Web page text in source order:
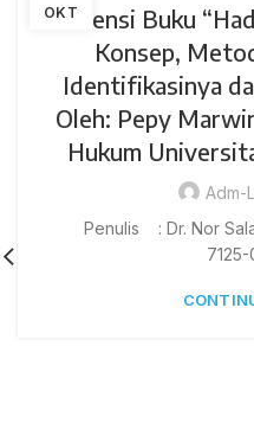
OKT
Resensi Buku
Konsep,
Identifikasinya
Oleh: Pepy
Hukum
Adm-
Penulis : Dr. Nor
7125-